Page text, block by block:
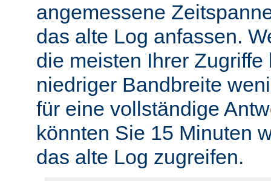
angemessene
das alte Log anfassen.
die meisten Ihrer
niedriger Bandbreite
für eine vollständige
könnten Sie 15 Minuten
das alte Log zugreifen.